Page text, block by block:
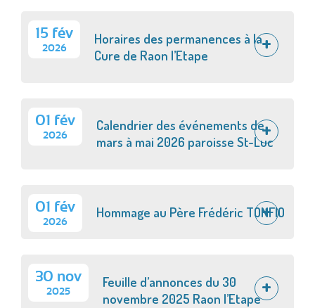
15 fév
2026
Horaires des permanences à la
Cure de Raon l’Etape
01 fév
2026
Calendrier des événements de
mars à mai 2026 paroisse St-Luc
01 fév
2026
Hommage au Père Frédéric TONFIO
30 nov
2025
Feuille d’annonces du 30
novembre 2025 Raon l’Etape